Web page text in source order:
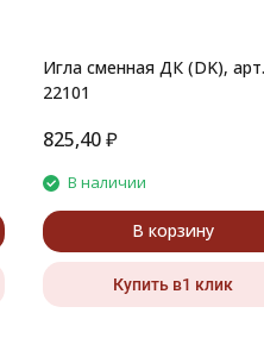
Игла сменная ДК (DK), арт.
22101
825,40₽
В наличии
В корзину
Купить в1 клик